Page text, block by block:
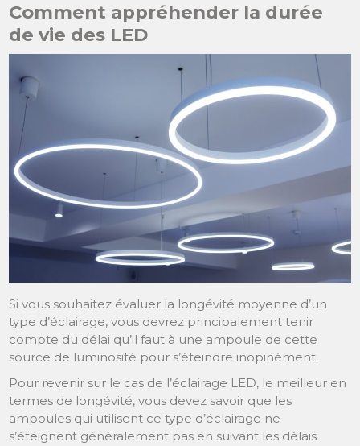
Comment appréhender la durée
de vie des LED
Si vous souhaitez évaluer la longévité moyenne d’un
type d’éclairage, vous devrez principalement tenir
compte du délai qu’il faut à une ampoule de cette
source de luminosité pour s’éteindre inopinément.
Pour revenir sur le cas de l’éclairage LED, le meilleur en
termes de longévité, vous devez savoir que les
ampoules qui utilisent ce type d’éclairage ne
s’éteignent généralement pas en suivant les délais